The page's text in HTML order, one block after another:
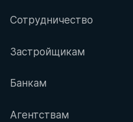
Сотрудничество
Застройщикам
Банкам
Агентствам